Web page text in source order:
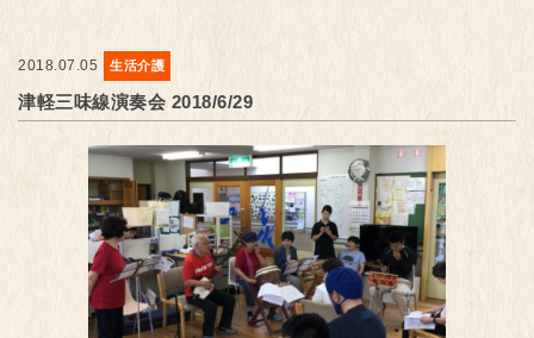
2018.07.05 生活介護
津軽三味線演奏会 2018/6/29